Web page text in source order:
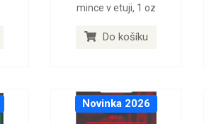
mince v etuji, 1 oz
Do košíku
Novinka 2026